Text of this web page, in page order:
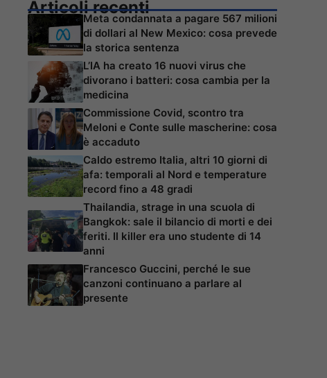
Articoli recenti
Meta condannata a pagare 567 milioni
di dollari al New Mexico: cosa prevede
la storica sentenza
L’IA ha creato 16 nuovi virus che
divorano i batteri: cosa cambia per la
medicina
Commissione Covid, scontro tra
Meloni e Conte sulle mascherine: cosa
è accaduto
Caldo estremo Italia, altri 10 giorni di
afa: temporali al Nord e temperature
record fino a 48 gradi
Thailandia, strage in una scuola di
Bangkok: sale il bilancio di morti e dei
feriti. Il killer era uno studente di 14
anni
Francesco Guccini, perché le sue
canzoni continuano a parlare al
presente